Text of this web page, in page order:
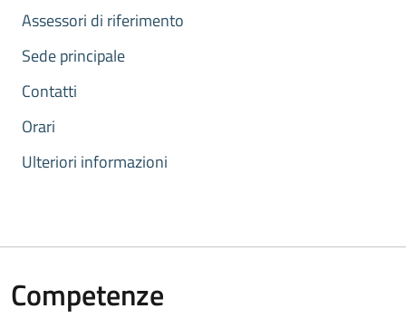
Assessori di riferimento
Sede principale
Contatti
Orari
Ulteriori informazioni
Competenze